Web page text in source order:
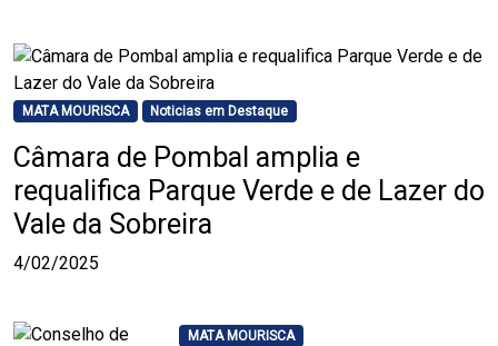
MATA MOURISCA Noticias em Destaque
Câmara de Pombal amplia e
requalifica Parque Verde e de Lazer do
Vale da Sobreira
4/02/2025
MATA MOURISCA